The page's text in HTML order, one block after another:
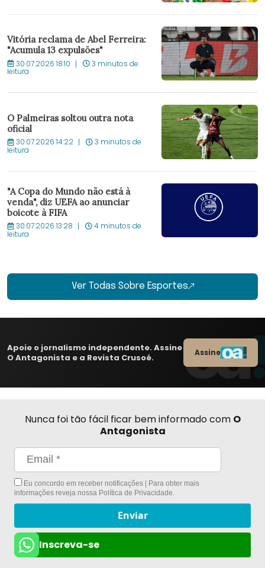
Vitória reclama de Abel Ferreira:
"Acumula 13 expulsões"
30.07.2026 18:10 3 minutos de
leitura
O Palmeiras soltou outra nota
oficial
30.07.2026 14:22 3 minutos de
leitura
"A Copa do Mundo não está à
venda", diz UEFA ao anunciar
boicote à FIFA
30.07.2026 13:28 4 minutos de
leitura
Ver Todas Sobre Esportes
Apoie o jornalismo independente. Assine
O Antagonista e a Revista Crusoé.
Assine
Nunca foi tão fácil ficar bem informado com O
Antagonista
Eu concordo em receber notificações | Para obter mais
informações reveja nossa Política de Privacidade.
Enviar
Inscreva-se